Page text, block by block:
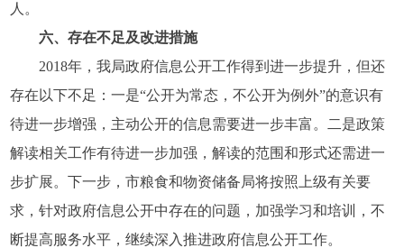
人。
六、存在不足及改进措施
2018年，我局政府信息公开工作得到进一步提升，但还
存在以下不足：一是“公开为常态，不公开为例外”的意识有
待进一步增强，主动公开的信息需要进一步丰富。二是政策
解读相关工作有待进一步加强，解读的范围和形式还需进一
步扩展。下一步，市粮食和物资储备局将按照上级有关要
求，针对政府信息公开中存在的问题，加强学习和培训，不
断提高服务水平，继续深入推进政府信息公开工作。